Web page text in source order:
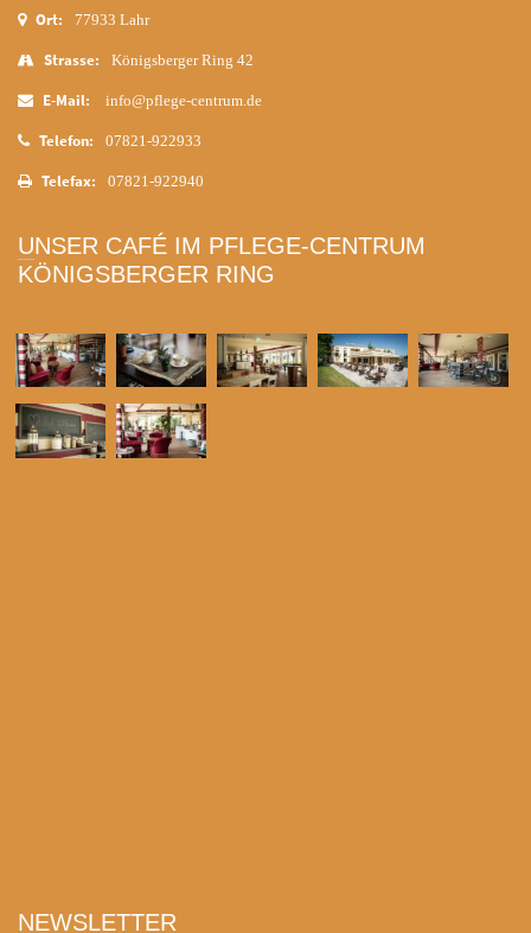
Ort: 77933 Lahr
Strasse: Königsberger Ring 42
E-Mail: info@pflege-centrum.de
Telefon: 07821-922933
Telefax: 07821-922940
UNSER CAFÉ IM PFLEGE-CENTRUM
KÖNIGSBERGER RING
NEWSLETTER